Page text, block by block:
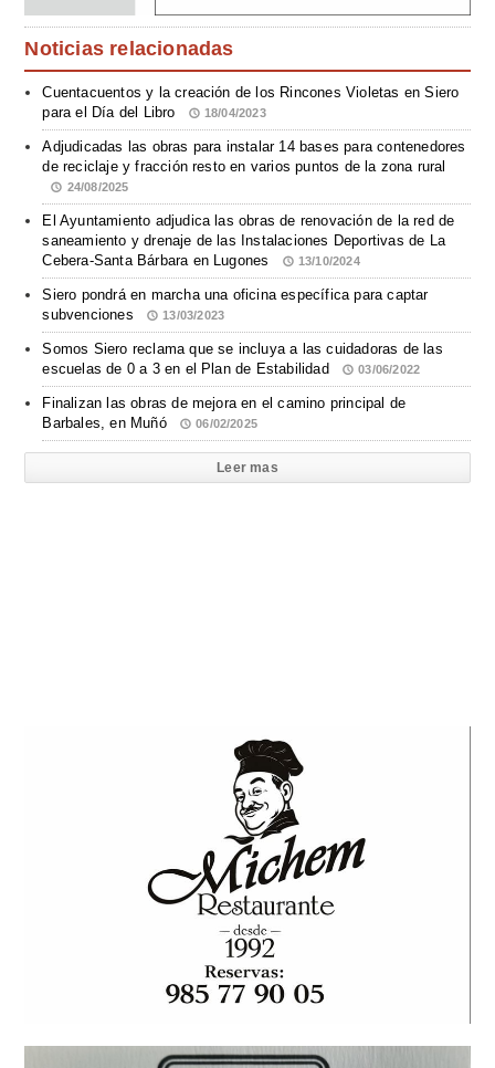
Noticias relacionadas
Cuentacuentos y la creación de los Rincones Violetas en Siero
para el Día del Libro
18/04/2023
Adjudicadas las obras para instalar 14 bases para contenedores
de reciclaje y fracción resto en varios puntos de la zona rural
24/08/2025
El Ayuntamiento adjudica las obras de renovación de la red de
saneamiento y drenaje de las Instalaciones Deportivas de La
Cebera-Santa Bárbara en Lugones
13/10/2024
Siero pondrá en marcha una oficina específica para captar
subvenciones
13/03/2023
Somos Siero reclama que se incluya a las cuidadoras de las
escuelas de 0 a 3 en el Plan de Estabilidad
03/06/2022
Finalizan las obras de mejora en el camino principal de
Barbales, en Muñó
06/02/2025
Leer mas